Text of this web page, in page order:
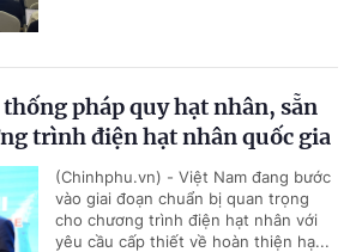
pháp quy hạt nhân, sẵn
trình điện hạt nhân quốc gia
(Chinhphu.vn) - Việt Nam đang bước
vào giai đoạn chuẩn bị quan trọng
cho chương trình điện hạt nhân với
yêu cầu cấp thiết về hoàn thiện hạ...